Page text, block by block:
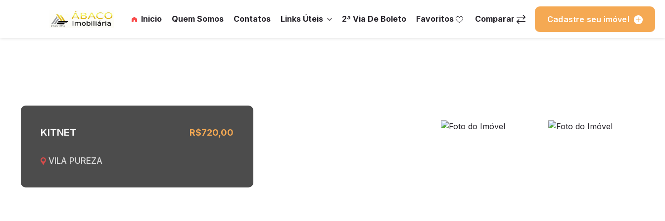
Inicio Quem Somos Contatos Links Úteis 2ª Via De Boleto Favoritos Comparar Cadastre seu imóvel
KITNET R$720,00
VILA PUREZA